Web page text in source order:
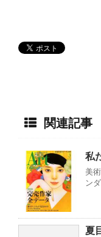
関連記事
私
美
ン
夏